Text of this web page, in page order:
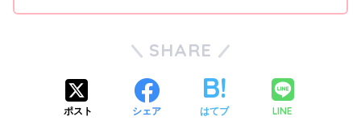
SHARE
ポスト シェア はてブ LINE